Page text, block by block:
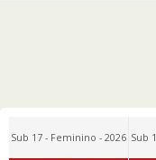
Sub 17 - Feminino - 2026 Sub